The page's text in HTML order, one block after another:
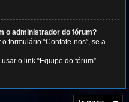
o administrador do fórum?
formulário “Contate-nos”, se a
o link “Equipe do fórum”.